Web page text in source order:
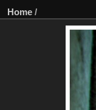
Home /